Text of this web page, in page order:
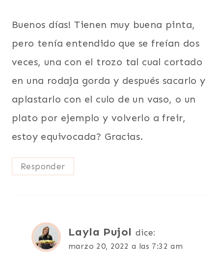
Buenos días! Tienen muy buena pinta,
pero tenía entendido que se freían dos
veces, una con el trozo tal cual cortado
en una rodaja gorda y después sacarlo y
aplastarlo con el culo de un vaso, o un
plato por ejemplo y volverlo a freir,
estoy equivocada? Gracias.
Responder
Layla Pujol dice:
marzo 20, 2022 a las 7:32 am